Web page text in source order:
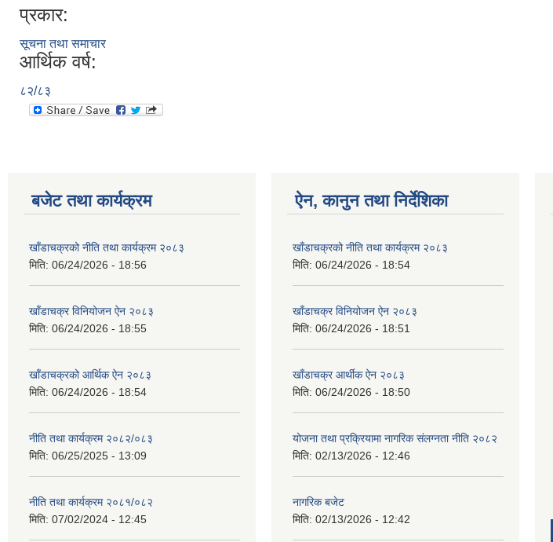
प्रकार:
सूचना तथा समाचार
आर्थिक वर्ष:
८२/८३
बजेट तथा कार्यक्रम
खाँडाचक्रको नीति तथा कार्यक्रम २०८३
मिति: 06/24/2026 - 18:56
खाँडाचक्र विनियोजन ऐन २०८३
मिति: 06/24/2026 - 18:55
खाँडाचक्रको आर्थिक ऐन २०८३
मिति: 06/24/2026 - 18:54
नीति तथा कार्यक्रम २०८२/०८३
मिति: 06/25/2025 - 13:09
नीति तथा कार्यक्रम २०८१/०८२
मिति: 07/02/2024 - 12:45
ऐन, कानुन तथा निर्देशिका
खाँडाचक्रको नीति तथा कार्यक्रम २०८३
मिति: 06/24/2026 - 18:54
खाँडाचक्र विनियोजन ऐन २०८३
मिति: 06/24/2026 - 18:51
खाँडाचक्र आर्थीक ऐन २०८३
मिति: 06/24/2026 - 18:50
योजना तथा प्रक्रियामा नागरिक संलग्नता नीति २०८२
मिति: 02/13/2026 - 12:46
नागरिक बजेट
मिति: 02/13/2026 - 12:42